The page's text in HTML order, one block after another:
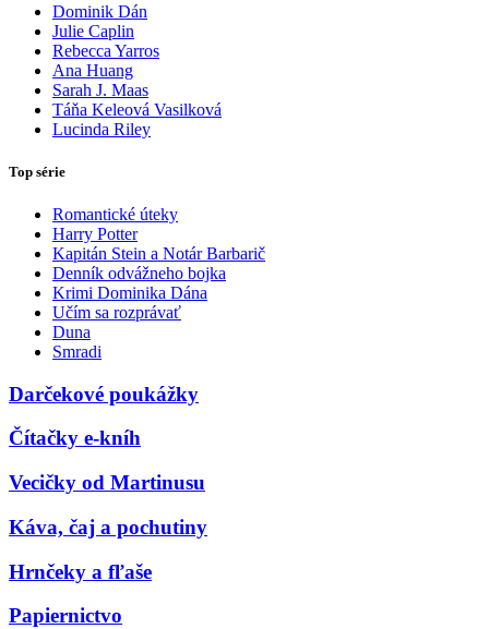
Dominik Dán
Julie Caplin
Rebecca Yarros
Ana Huang
Sarah J. Maas
Táňa Keleová Vasilková
Lucinda Riley
Top série
Romantické úteky
Harry Potter
Kapitán Stein a Notár Barbarič
Denník odvážneho bojka
Krimi Dominika Dána
Učím sa rozprávať
Duna
Smradi
Darčekové poukážky
Čítačky e-kníh
Vecičky od Martinusu
Káva, čaj a pochutiny
Hrnčeky a fľaše
Papiernictvo